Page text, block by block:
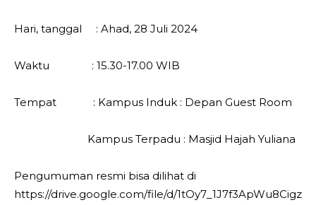
Hari, tanggal : Ahad, 28 Juli 2024
Waktu : 15.30-17.00 WIB
Tempat : Kampus Induk : Depan Guest Room
Kampus Terpadu : Masjid Hajah Yuliana
Pengumuman resmi bisa dilihat di
https://drive.google.com/file/d/1tOy7_1J7f3ApWu8Cigz